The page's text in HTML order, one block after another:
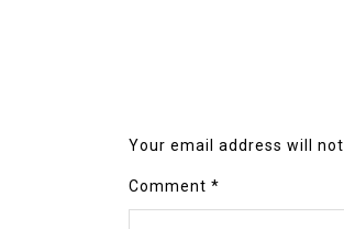
Your email address will not
Comment *